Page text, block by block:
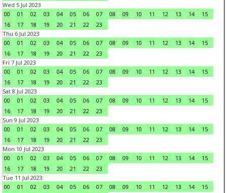
Wed 5 Jul 2023
00
01 02 03 04 05 06 07 08 09 10 11 12 13 14
15
16
17 18 19 20 21 22
23
Thu 6 Jul 2023
00
01 02 03 04 05 06 07 08 09 10 11 12 13 14
15
16
17 18 19 20 21 22
23
Fri 7 Jul 2023
00
01 02 03 04 05 06 07 08 09 10 11 12 13 14
15
16
17 18 19 20 21 22
23
Sat 8 Jul 2023
00
01 02 03 04 05 06 07 08 09 10 11 12 13 14
15
16
17 18 19 20 21 22
23
Sun 9 Jul 2023
00
01 02 03 04 05 06 07 08 09 10 11 12 13 14
15
16
17 18 19 20 21 22
23
Mon 10 Jul 2023
00
01 02 03 04 05 06 07 08 09 10 11 12 13 14
15
16
17 18 19 20 21 22
23
Tue 11 Jul 2023
00
01 02 03 04 05 06 07 08 09 10 11 12 13 14
15